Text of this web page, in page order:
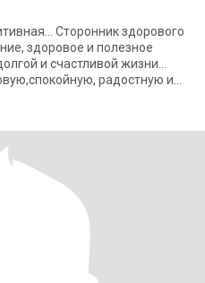
Сторонник здорового
здоровое и полезное
и счастливой жизни…
радостную и